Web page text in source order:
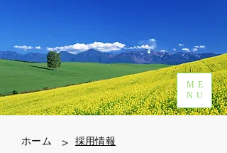
ME
NU
ホーム > 採用情報